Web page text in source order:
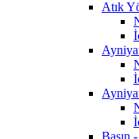
Atık
Basın